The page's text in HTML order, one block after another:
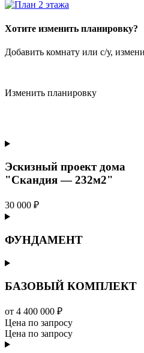
Хотите изменить планировку?
Добавить комнату или с/у,
Изменить планировку
Эскизный проект дома
"Скандия — 232м2"
30 000 ₽
ФУНДАМЕНТ
БАЗОВЫЙ КОМПЛЕКТ
от 4 400 000 ₽
Цена по запросу
Цена по запросу